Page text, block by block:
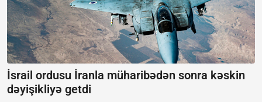
İsrail ordusu İranla müharibədən sonra kəskin
dəyişikliyə getdi